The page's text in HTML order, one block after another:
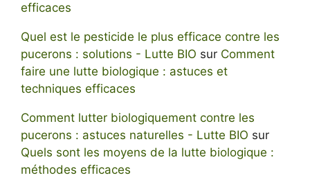
efficaces
Quel est le pesticide le plus efficace contre les
pucerons : solutions - Lutte BIO sur Comment
faire une lutte biologique : astuces et
techniques efficaces
Comment lutter biologiquement contre les
pucerons : astuces naturelles - Lutte BIO sur
Quels sont les moyens de la lutte biologique :
méthodes efficaces